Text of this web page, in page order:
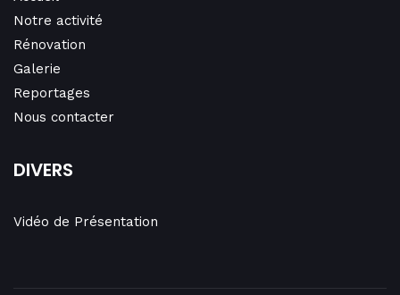
Notre activité
Rénovation
Galerie
Reportages
Nous contacter
DIVERS
Vidéo de Présentation